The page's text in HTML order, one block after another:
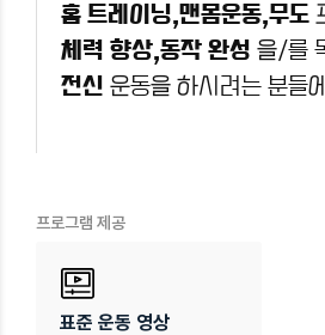
홈 트레이닝,맨몸운동,무도
체력 향상,동작 완성 을/를
전신 운동을 하시려는 분들
프로그램 제공
표준 운동 영상